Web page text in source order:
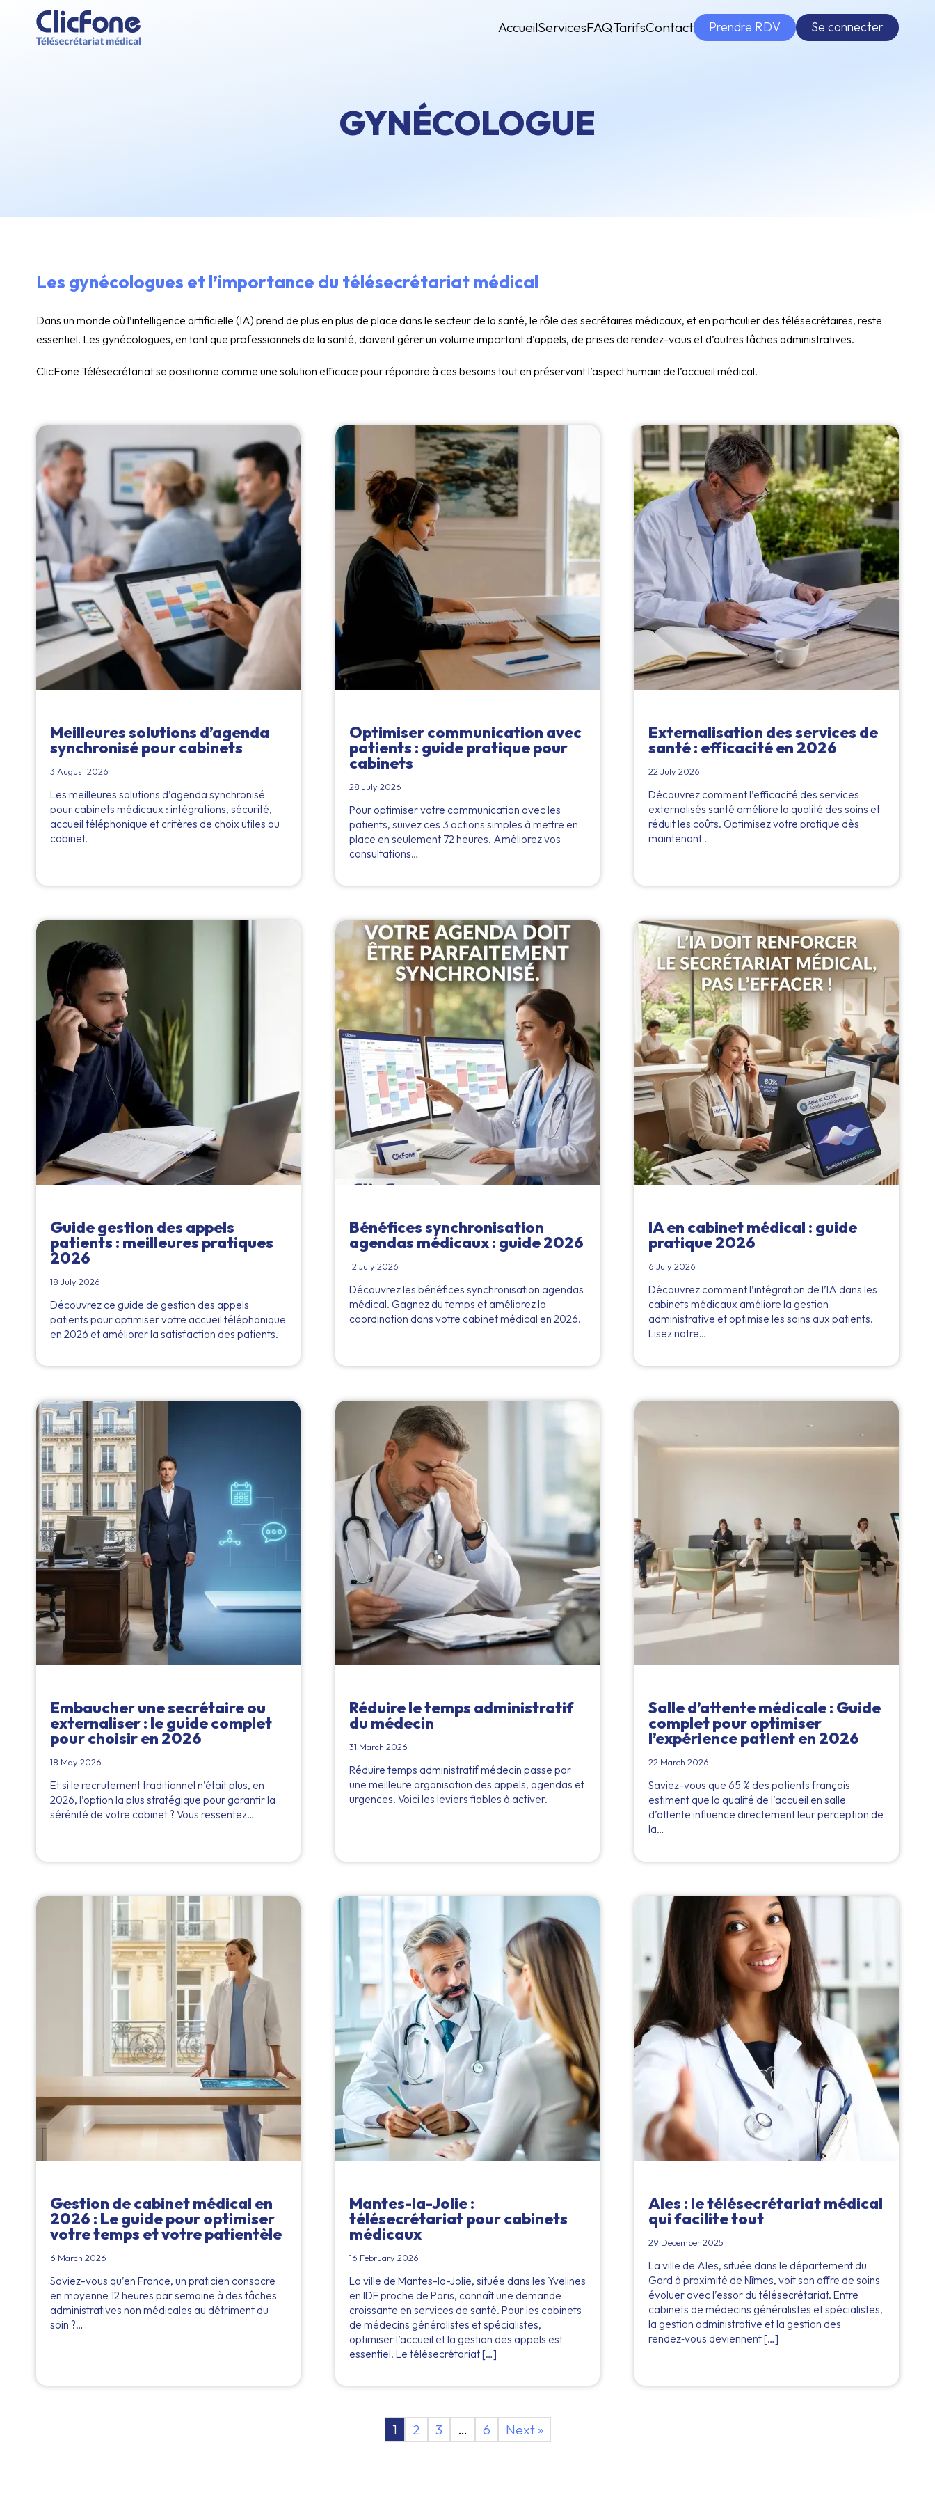
AccueilServicesFAQTarifsContact Prendre RDV Se connecter
GYNÉCOLOGUE
Les gynécologues et l’importance du télésecrétariat médical
Dans un monde où l’intelligence artificielle (IA) prend de plus en plus de place dans le secteur de la santé, le rôle des secrétaires médicaux, et en particulier des télésecrétaires, reste
essentiel. Les gynécologues, en tant que professionnels de la santé, doivent gérer un volume important d’appels, de prises de rendez-vous et d’autres tâches administratives.
ClicFone Télésecrétariat se positionne comme une solution efficace pour répondre à ces besoins tout en préservant l’aspect humain de l’accueil médical.
Meilleures solutions d’agenda
synchronisé pour cabinets
3 August 2026
Les meilleures solutions d’agenda synchronisé
pour cabinets médicaux : intégrations, sécurité,
accueil téléphonique et critères de choix utiles au
cabinet.
Optimiser communication avec
patients : guide pratique pour
cabinets
28 July 2026
Pour optimiser votre communication avec les
patients, suivez ces 3 actions simples à mettre en
place en seulement 72 heures. Améliorez vos
consultations…
Externalisation des services de
santé : efficacité en 2026
22 July 2026
Découvrez comment l’efficacité des services
externalisés santé améliore la qualité des soins et
réduit les coûts. Optimisez votre pratique dès
maintenant !
Guide gestion des appels
patients : meilleures pratiques
2026
18 July 2026
Découvrez ce guide de gestion des appels
patients pour optimiser votre accueil téléphonique
en 2026 et améliorer la satisfaction des patients.
Bénéfices synchronisation
agendas médicaux : guide 2026
12 July 2026
Découvrez les bénéfices synchronisation agendas
médical. Gagnez du temps et améliorez la
coordination dans votre cabinet médical en 2026.
IA en cabinet médical : guide
pratique 2026
6 July 2026
Découvrez comment l’intégration de l’IA dans les
cabinets médicaux améliore la gestion
administrative et optimise les soins aux patients.
Lisez notre…
Embaucher une secrétaire ou
externaliser : le guide complet
pour choisir en 2026
18 May 2026
Et si le recrutement traditionnel n’était plus, en
2026, l’option la plus stratégique pour garantir la
sérénité de votre cabinet ? Vous ressentez…
Réduire le temps administratif
du médecin
31 March 2026
Réduire temps administratif médecin passe par
une meilleure organisation des appels, agendas et
urgences. Voici les leviers fiables à activer.
Salle d’attente médicale : Guide
complet pour optimiser
l’expérience patient en 2026
22 March 2026
Saviez-vous que 65 % des patients français
estiment que la qualité de l’accueil en salle
d’attente influence directement leur perception de
la…
Gestion de cabinet médical en
2026 : Le guide pour optimiser
votre temps et votre patientèle
6 March 2026
Saviez-vous qu’en France, un praticien consacre
en moyenne 12 heures par semaine à des tâches
administratives non médicales au détriment du
soin ?…
Mantes-la-Jolie :
télésecrétariat pour cabinets
médicaux
16 February 2026
La ville de Mantes-la-Jolie, située dans les Yvelines
en IDF proche de Paris, connaît une demande
croissante en services de santé. Pour les cabinets
de médecins généralistes et spécialistes,
optimiser l’accueil et la gestion des appels est
essentiel. Le télésecrétariat […]
Ales : le télésecrétariat médical
qui facilite tout
29 December 2025
La ville de Ales, située dans le département du
Gard à proximité de Nîmes, voit son offre de soins
évoluer avec l’essor du télésecrétariat. Entre
cabinets de médecins généralistes et spécialistes,
la gestion administrative et la gestion des
rendez‑vous deviennent […]
1 2 3 … 6 Next »